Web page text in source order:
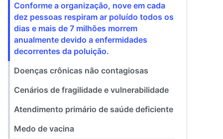
Conforme a organização, nove em cada
dez pessoas respiram ar poluído todos os
dias e mais de 7 milhões morrem
anualmente devido a enfermidades
decorrentes da poluição.
Doenças crônicas não contagiosas
Cenários de fragilidade e vulnerabilidade
Atendimento primário de saúde deficiente
Medo de vacina